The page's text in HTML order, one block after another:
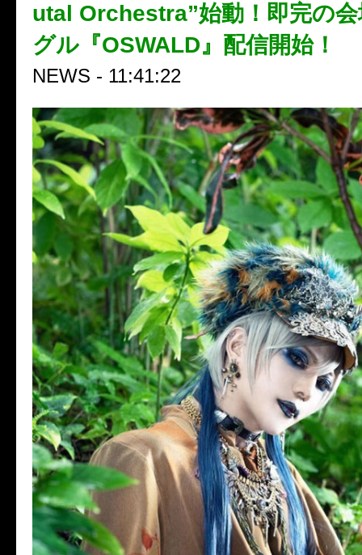
utal Orchestra”始動！即完の
グル『OSWALD』配信開始！
NEWS - 11:41:22